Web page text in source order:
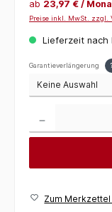
ab 23,97 € /
Preise inkl. MwSt. zzgl.
Lieferzeit nach
Garantieverlängerung
Zum